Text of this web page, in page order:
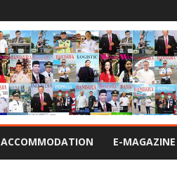
ACCOMMODATION E-MAGAZINE